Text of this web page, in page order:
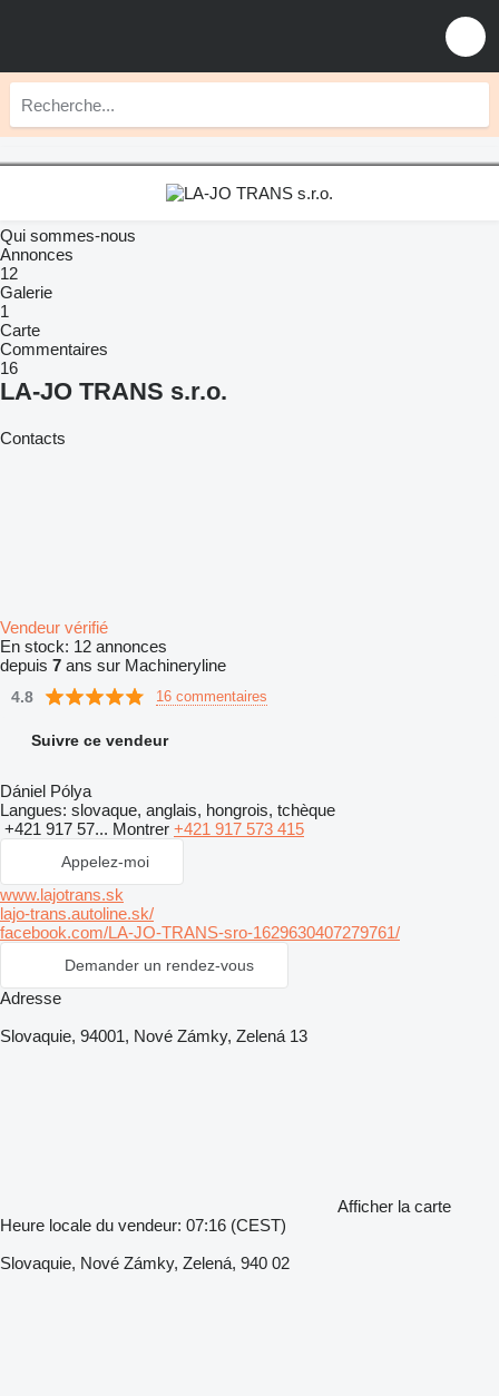
Qui sommes-nous
Annonces
12
Galerie
1
Carte
Commentaires
16
LA-JO TRANS s.r.o.
Contacts
Vendeur vérifié
En stock: 12 annonces
depuis 7 ans sur Machineryline
4.8 16 commentaires
Suivre ce vendeur
Dániel Pólya
Langues: slovaque, anglais, hongrois, tchèque
+421 917 57... Montrer +421 917 573 415
Appelez-moi
www.lajotrans.sk
lajo-trans.autoline.sk/
facebook.com/LA-JO-TRANS-sro-1629630407279761/
Demander un rendez-vous
Adresse
Slovaquie, 94001, Nové Zámky, Zelená 13
Afficher la carte
Heure locale du vendeur: 07:16 (CEST)
Slovaquie, Nové Zámky, Zelená, 940 02